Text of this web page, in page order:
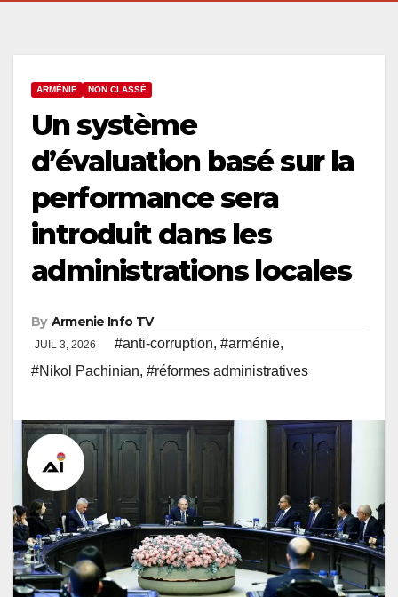
ARMÉNIE NON CLASSÉ
Un système
d’évaluation basé sur la
performance sera
introduit dans les
administrations locales
By Armenie Info TV
JUIL 3, 2026 #anti-corruption, #arménie,
#Nikol Pachinian, #réformes administratives